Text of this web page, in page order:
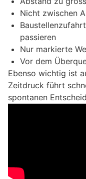
Nicht zwischen
passieren
Nur markierte
Vor dem
Ebenso wichtig ist
Zeitdruck führt
spontanen